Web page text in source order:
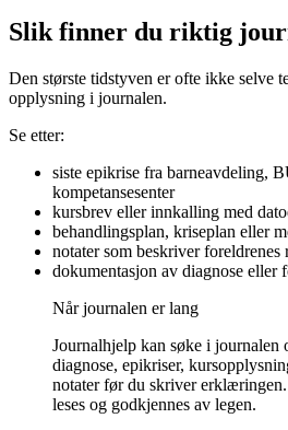
Slik finner du riktig
Den største tidstyven er ofte ikke selve
opplysning i journalen.
Se etter:
siste epikrise fra barneavdeling,
kompetansesenter
kursbrev eller innkalling med
behandlingsplan, kriseplan eller
notater som beskriver
dokumentasjon av diagnose eller
Når journalen er lang
Journalhjelp kan søke i journalen
diagnose, epikriser,
notater før du skriver
leses og godkjennes av legen.